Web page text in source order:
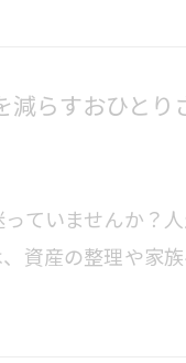
減らすおひとり
ていませんか？
資産の整理や家